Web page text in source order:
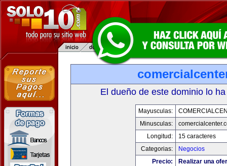
El dueño de este dominio lo
Mayusculas:
Minusculas:
Longitud:
15 caracteres
Categorias:
Negocios
Precio:
Realizar una